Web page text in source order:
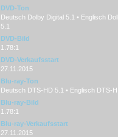
DVD-Ton
Deutsch Dolby Digital 5.1 • Englisch
5.1
DVD-Bild
1.78:1
DVD-Verkaufsstart
27.11.2015
Blu-ray-Ton
Deutsch DTS-HD 5.1 • Englisch DTS-
Blu-ray-Bild
1.78:1
Blu-ray-Verkaufsstart
27.11.2015